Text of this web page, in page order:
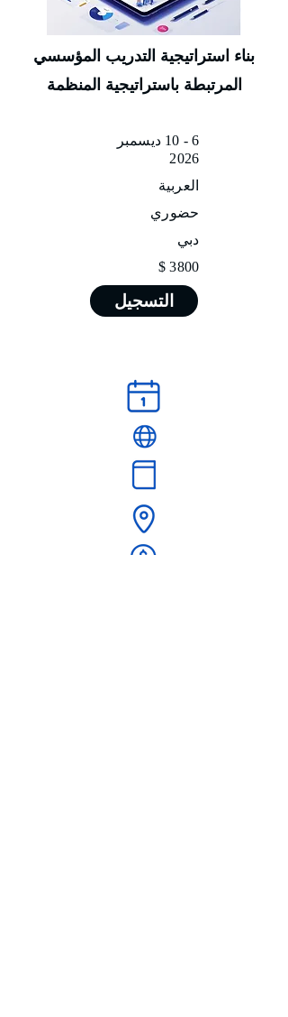
بناء استراتيجية التدريب المؤسسي
المرتبطة باستراتيجية المنظمة
6 - 10 ديسمبر
2026
العربية
حضوري
دبي
3800 $
التسجيل